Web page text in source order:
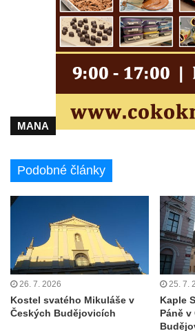
Kaple v Oparnu
Protestantský (evangelicko-luterský)
Crostau
Kaple Nanebevstoupení Panny Marie
Svitavě
Výklenková kaple Piety ve Svojkově
Kostel Nejsvětější Trojice ve Velenicích
Kostel svatého Vavřince v Okounově
Kostel svatých Petra a Pavla v Semilech
Kostel Nanebevzetí Panny Marie (St.
Himmelfahrt) v Schirgiswalde
Kostel svaté Máří Magdaleny u hradu
Krasíkov
Kaple Olivetské hory pod věží kostela
svatého Michaela Archanděla v
Mildeova kaple pod Ortelem
MANA
Podobné články
26. 7. 2026
Kostel svatého Mikuláše v
Českých Budějovicích
25. 7.
Kaple
Páně v